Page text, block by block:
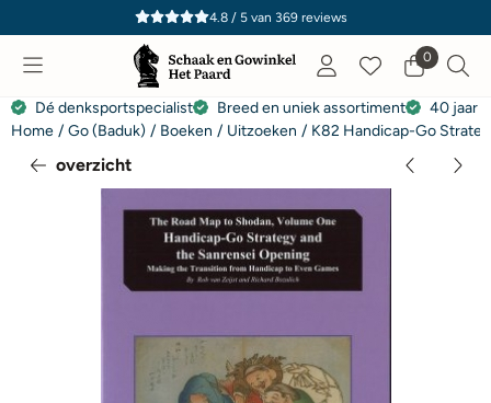
Cookievoorkeuren zijn momenteel gesloten.
4.8 / 5van 369reviews
0
Dé denksportspecialist Breed en uniek assortiment
40 jaar
Home / Go (Baduk) / Boeken / Uitzoeken / K82 Handicap-Go
overzicht